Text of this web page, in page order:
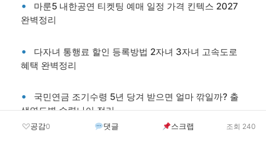
마룬5 내한공연 티켓팅 예매 일정 가격 킨텍스 2027
완벽정리
다자녀 통행료 할인 등록방법 2자녀 3자녀 고속도로
혜택 완벽정리
국민연금 조기수령 5년 당겨 받으면 얼마 깎일까? 출
생연도별 수령나이 정리
공감0 댓글 스크랩 조회 240